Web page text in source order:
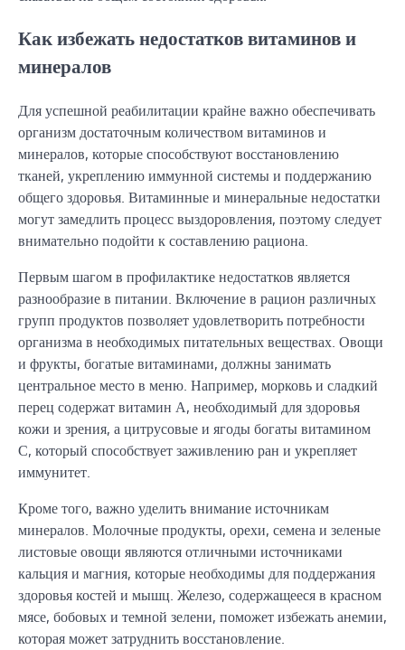
Как избежать недостатков витаминов и
минералов
Для успешной реабилитации крайне важно обеспечивать
организм достаточным количеством витаминов и
минералов, которые способствуют восстановлению
тканей, укреплению иммунной системы и поддержанию
общего здоровья. Витаминные и минеральные недостатки
могут замедлить процесс выздоровления, поэтому следует
внимательно подойти к составлению рациона.
Первым шагом в профилактике недостатков является
разнообразие в питании. Включение в рацион различных
групп продуктов позволяет удовлетворить потребности
организма в необходимых питательных веществах. Овощи
и фрукты, богатые витаминами, должны занимать
центральное место в меню. Например, морковь и сладкий
перец содержат витамин А, необходимый для здоровья
кожи и зрения, а цитрусовые и ягоды богаты витамином
С, который способствует заживлению ран и укрепляет
иммунитет.
Кроме того, важно уделить внимание источникам
минералов. Молочные продукты, орехи, семена и зеленые
листовые овощи являются отличными источниками
кальция и магния, которые необходимы для поддержания
здоровья костей и мышц. Железо, содержащееся в красном
мясе, бобовых и темной зелени, поможет избежать анемии,
которая может затруднить восстановление.